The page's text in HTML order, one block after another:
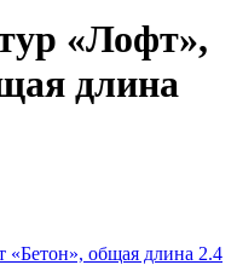
«Лофт»,
длина